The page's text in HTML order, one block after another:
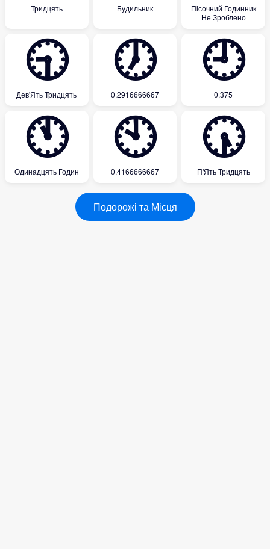
Тридцять Будильник
Пісочний Годинник
Не Зроблено
🕤
Дев'Ять Тридцять
🕖
0,2916666667
🕘
0,375
🕚
Одинадцять Годин
🕙
0,4166666667
🕠
П'Ять Тридцять
Подорожі та Місця